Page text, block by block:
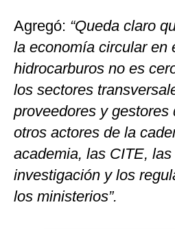
Agregó: “Queda claro
la economía circular en
hidrocarburos no es
los sectores
proveedores y gestores
otros actores de la
academia, las CITE,
investigación y los
los ministerios”.